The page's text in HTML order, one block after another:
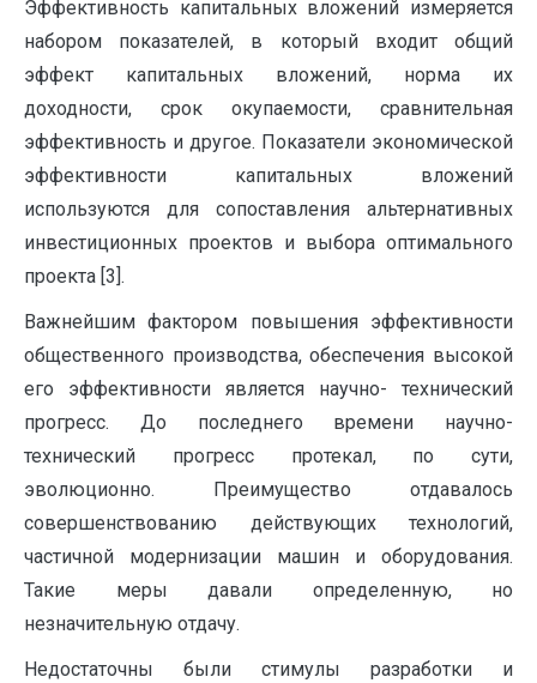
Эффективность капитальных вложений измеряется
набором показателей, в который входит общий
эффект капитальных вложений, норма их
доходности, срок окупаемости, сравнительная
эффективность и другое. Показатели экономической
эффективности капитальных вложений
используются для сопоставления альтернативных
инвестиционных проектов и выбора оптимального
проекта [3].
Важнейшим фактором повышения эффективности
общественного производства, обеспечения высокой
его эффективности является научно- технический
прогресс. До последнего времени научно-
технический прогресс протекал, по сути,
эволюционно. Преимущество отдавалось
совершенствованию действующих технологий,
частичной модернизации машин и оборудования.
Такие меры давали определенную, но
незначительную отдачу.
Недостаточны были стимулы разработки и